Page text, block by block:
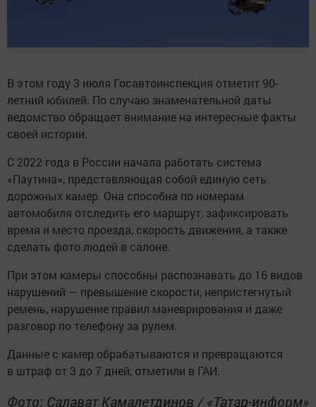
В этом году 3 июля Госавтоинспекция отметит 90-
летний юбилей. По случаю знаменательной даты
ведомство обращает внимание на интересные факты
своей истории.
С 2022 года в России начала работать система
«Паутина», представляющая собой единую сеть
дорожных камер. Она способна по номерам
автомобиля отследить его маршрут, зафиксировать
время и место проезда, скорость движения, а также
сделать фото людей в салоне.
При этом камеры способны распознавать до 16 видов
нарушений — превышение скорости, непристегнутый
ремень, нарушение правил маневрирования и даже
разговор по телефону за рулем.
Данные с камер обрабатываются и превращаются
в штраф от 3 до 7 дней, отметили в ГАИ.
Фото: Салават Камалетдинов / «Татар-информ»